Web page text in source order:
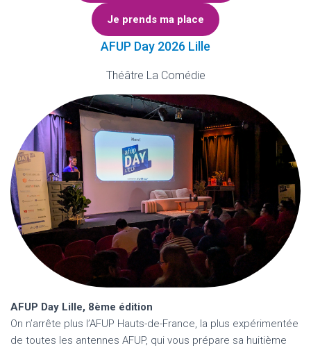
Je prends ma place
AFUP Day 2026 Lille
Théâtre La Comédie
AFUP Day Lille, 8ème édition
On n’arrête plus l’AFUP Hauts-de-France, la plus expérimentée
de toutes les antennes AFUP, qui vous prépare sa huitième